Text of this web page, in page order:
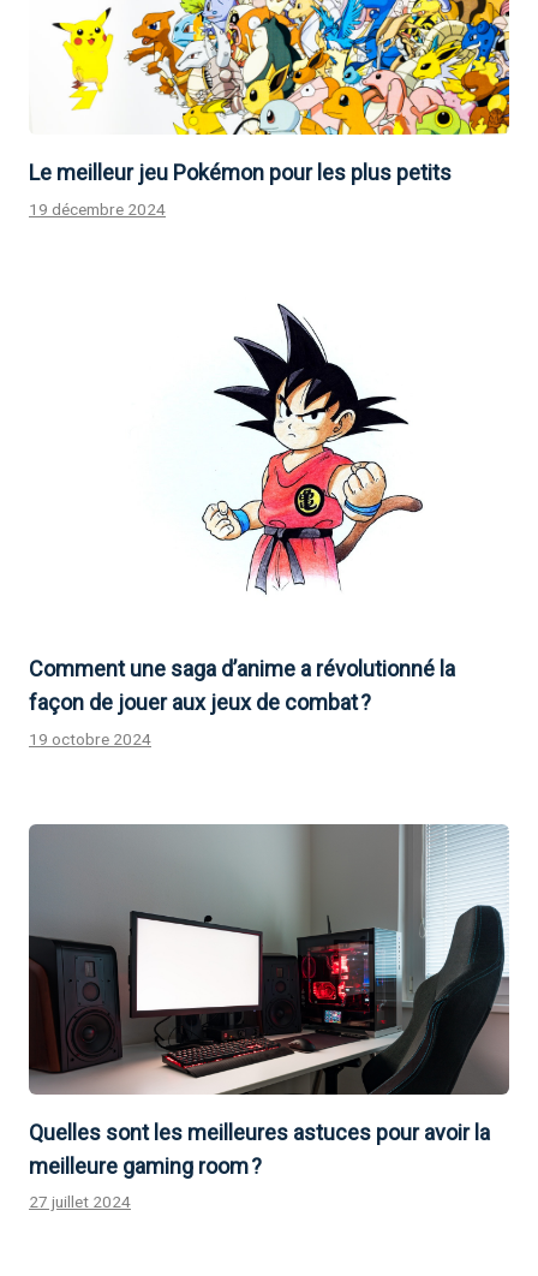
Le meilleur jeu Pokémon pour les plus petits
19 décembre 2024
Comment une saga d’anime a révolutionné la
façon de jouer aux jeux de combat ?
19 octobre 2024
Quelles sont les meilleures astuces pour avoir la
meilleure gaming room ?
27 juillet 2024